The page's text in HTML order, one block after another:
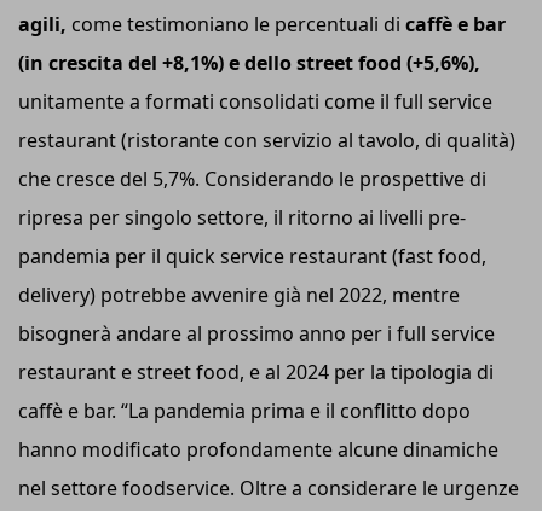
agili, come testimoniano le percentuali di caffè e bar
(in crescita del +8,1%) e dello street food (+5,6%),
unitamente a formati consolidati come il full service
restaurant (ristorante con servizio al tavolo, di qualità)
che cresce del 5,7%. Considerando le prospettive di
ripresa per singolo settore, il ritorno ai livelli pre-
pandemia per il quick service restaurant (fast food,
delivery) potrebbe avvenire già nel 2022, mentre
bisognerà andare al prossimo anno per i full service
restaurant e street food, e al 2024 per la tipologia di
caffè e bar. “La pandemia prima e il conflitto dopo
hanno modificato profondamente alcune dinamiche
nel settore foodservice. Oltre a considerare le urgenze